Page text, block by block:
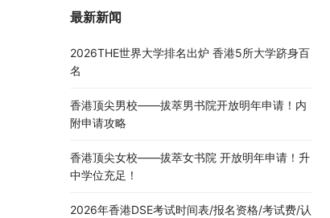
最新新闻
2026THE世界大学排名出炉 香港5所大学跻身百
名
香港顶尖男校——拔萃男书院开放明年申请！内
附申请攻略
香港顶尖女校——拔萃女书院 开放明年申请！升
中学位充足！
2026年香港DSE考试时间表/报名资格/考试费/认